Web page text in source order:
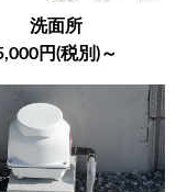
洗面所
円(税別)～